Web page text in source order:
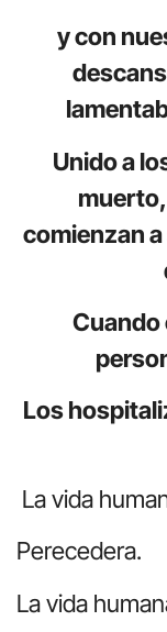
y con
Unido a
comienzan
Cuando
Los
La vida
Perecedera.
La vida